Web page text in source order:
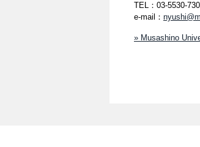
TEL：03-5530-
e-mail：
» Musashino